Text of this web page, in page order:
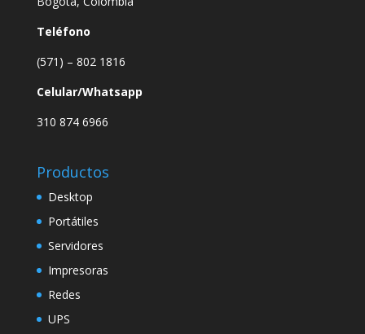
Teléfono
(571) – 802 1816
Celular/Whatsapp
310 874 6966
Productos
Desktop
Portátiles
Servidores
Impresoras
Redes
UPS